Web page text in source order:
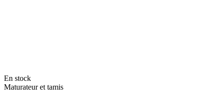
En stock
Maturateur et tamis